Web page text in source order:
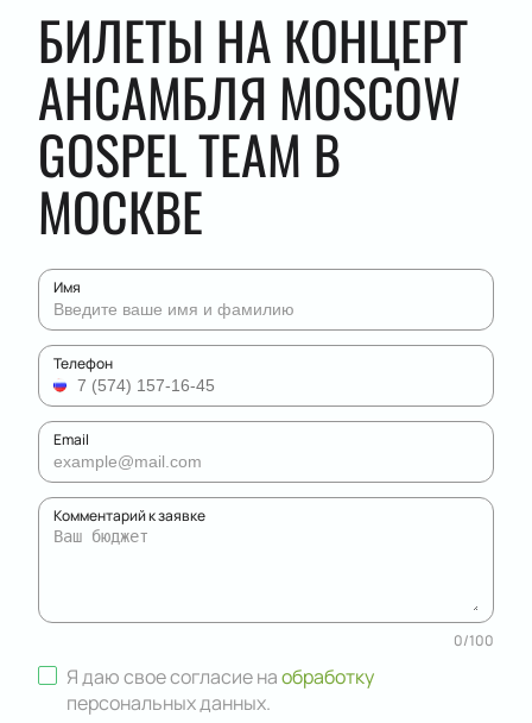
БИЛЕТЫ НА КОНЦЕРТ
АНСАМБЛЯ MOSCOW
GOSPEL TEAM В
МОСКВЕ
Имя
Телефон
Email
Комментарий к заявке
0/100
Я даю свое согласие наобработку
персональных данных.